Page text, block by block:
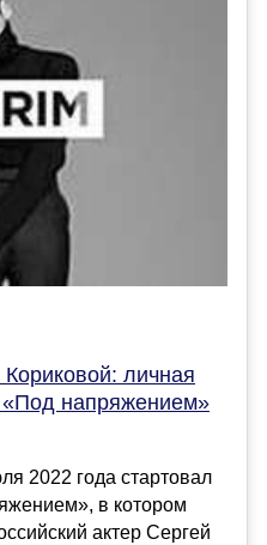
личная
напряжением»
2022 года стартовал
в котором
актер Сергей